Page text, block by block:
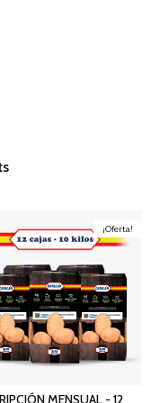
¡Oferta!
MENSUAL - 12